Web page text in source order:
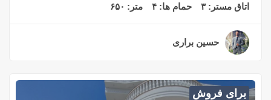
اتاق مستر:۳ حمام ها: ۴ متر: ۶۵۰
حسین براری
برای فروش